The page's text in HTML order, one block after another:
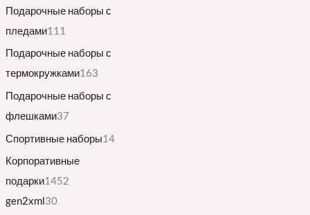
Подарочные наборы с
пледами111
Подарочные наборы с
термокружками163
Подарочные наборы с
флешками37
Спортивные наборы14
Корпоративные
подарки1452
gen2xml30